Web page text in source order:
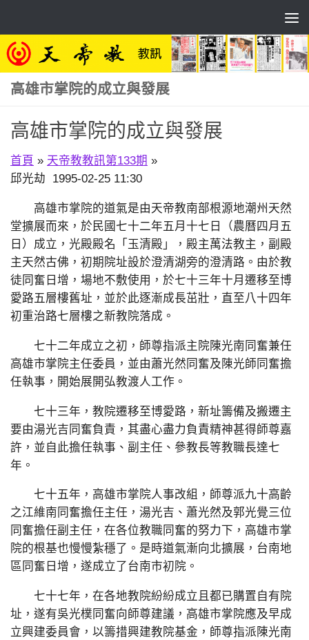
高雄市掌院的成立與發展
高雄市掌院的成立與發展
首頁 » 天帝教教訊第133期 »
邱光劫 1995-02-25 11:30
高雄市掌院的道氣是由天帝教南部根源地潮州天然
堂擴展而來，於民國七十二年五月十七日（農曆四月五
日）成立，光殿殿名「玉清殿」，殿主萬法教主，副殿
主天然古佛，初期院址設於澄清湖旁的澄清路。由於教
徒同奮日增，場地不敷使用，於七十三年十月遷移至博
愛路五層樓舊址，並於此逐漸成長茁壯，直至八十四年
初重治路七層樓之新教院落成。
七十二年成立之初，師尊指派主院陳光南同奮兼任
高雄市掌院主任委員，並由蕭光然同奮及陳光師同奮擔
任執事，開始展開弘教渡人工作。
七十三年，教院遷移至博愛路，新址籌備及搬遷主
要由湯光吉同奮負責，其盡心盡力負責精神甚得師尊嘉
許，並自此擔任執事、副主任、參教長等教職長達七
年。
七十五年，高雄市掌院人事改組，師尊派九十高齡
之江維南同奮擔任主任，湯光吉、蕭光然及郭光覺三位
同奮擔任副主任，在各位教職同奮的努力下，高雄市掌
院的根基也慢慢紮穩了。是時道氣漸向北擴展，台南地
區同奮日增，遂成立了台南市初院。
七十七年，在各地教院紛紛成立且都已購置自有院
址，遂有吳光樸同奮向師尊建議，高雄市掌院應及早成
立興建委員會，以籌措興建教院基金，師尊指派陳光南